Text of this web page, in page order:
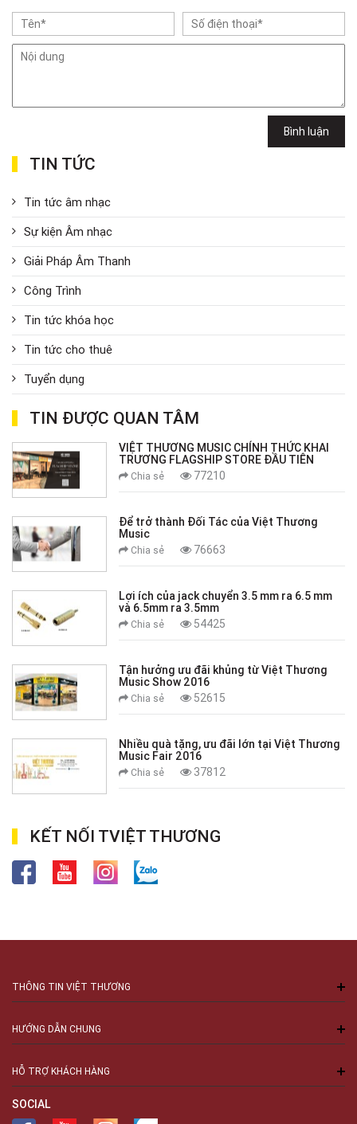
Bình luận
TIN TỨC
Tin tức âm nhạc
Sự kiện Âm nhạc
Giải Pháp Âm Thanh
Công Trình
Tin tức khóa học
Tin tức cho thuê
Tuyển dụng
TIN ĐƯỢC QUAN TÂM
VIỆT THƯƠNG MUSIC CHÍNH THỨC KHAI
TRƯƠNG FLAGSHIP STORE ĐẦU TIÊN
Chia sẻ 77210
Để trở thành Đối Tác của Việt Thương
Music
Chia sẻ 76663
Lợi ích của jack chuyển 3.5 mm ra 6.5 mm
và 6.5mm ra 3.5mm
Chia sẻ 54425
Tận hưởng ưu đãi khủng từ Việt Thương
Music Show 2016
Chia sẻ 52615
Nhiều quà tặng, ưu đãi lớn tại Việt Thương
Music Fair 2016
Chia sẻ 37812
KẾT NỐI TVIỆT THƯƠNG
THÔNG TIN VIỆT THƯƠNG
HƯỚNG DẪN CHUNG
HỖ TRỢ KHÁCH HÀNG
SOCIAL